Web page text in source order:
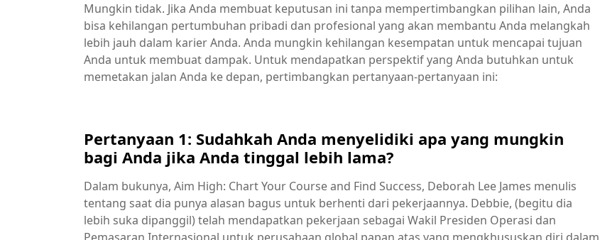
Mungkin tidak. Jika Anda membuat keputusan ini tanpa mempertimbangkan pilihan lain, Anda
bisa kehilangan pertumbuhan pribadi dan profesional yang akan membantu Anda melangkah
lebih jauh dalam karier Anda. Anda mungkin kehilangan kesempatan untuk mencapai tujuan
Anda untuk membuat dampak. Untuk mendapatkan perspektif yang Anda butuhkan untuk
memetakan jalan Anda ke depan, pertimbangkan pertanyaan-pertanyaan ini:
Pertanyaan 1: Sudahkah Anda menyelidiki apa yang mungkin
bagi Anda jika Anda tinggal lebih lama?
Dalam bukunya, Aim High: Chart Your Course and Find Success, Deborah Lee James menulis
tentang saat dia punya alasan bagus untuk berhenti dari pekerjaannya. Debbie, (begitu dia
lebih suka dipanggil) telah mendapatkan pekerjaan sebagai Wakil Presiden Operasi dan